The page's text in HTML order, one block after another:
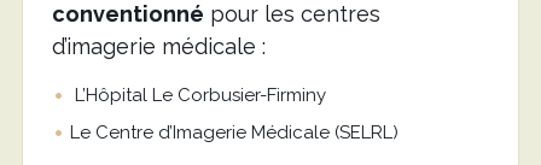
conventionné pour les centres
d’imagerie médicale :
L’Hôpital Le Corbusier-Firminy
Le Centre d’Imagerie Médicale (SELRL)